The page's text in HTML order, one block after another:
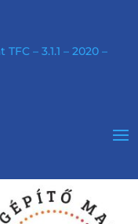
– 3.1.1 – 2020 –